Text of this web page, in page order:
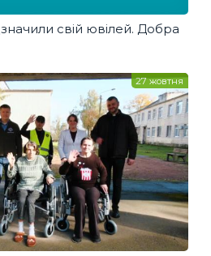
свій ювілей. Добра
27 жовтня